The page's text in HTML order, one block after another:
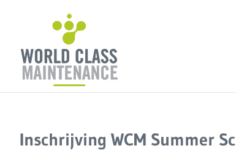
Inschrijving WCM Summer